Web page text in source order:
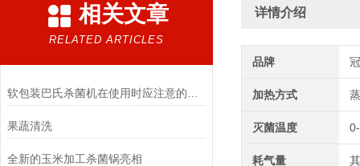
相关文章
RELATED ARTICLES
果蔬清洗
全新的玉米加工杀菌锅亮相
详情介绍
品牌
加热方式
灭菌温度
耗气量